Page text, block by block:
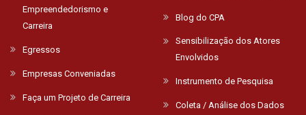
Empreendedorismo e
Carreira
Egressos
Empresas Conveniadas
Faça um Projeto de Carreira
Blog do CPA
Sensibilização dos Atores
Envolvidos
Instrumento de Pesquisa
Coleta / Análise dos Dados